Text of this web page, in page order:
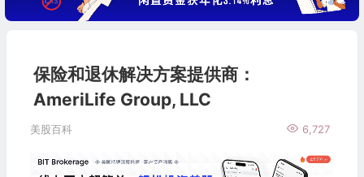
保险和退休解决方案提供商：
AmeriLife Group, LLC
美股百科 6,727